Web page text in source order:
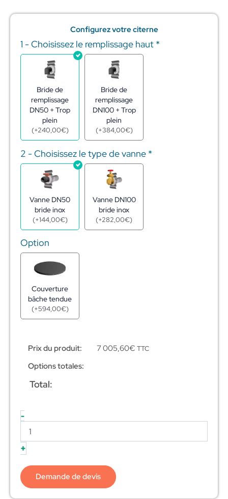
Configurez votre citerne
1 - Choisissez le remplissage haut *
Bride de
remplissage
DN50 + Trop
plein
(+240,00€)
Bride de
remplissage
DN100 + Trop
plein
(+384,00€)
2 - Choisissez le type de vanne *
Vanne DN50
bride inox
(+144,00€)
Vanne DN100
bride inox
(+282,00€)
Option
Couverture
bâche tendue
(+594,00€)
Prix du produit: 7 005,60€ TTC
Options totales:
Total:
-
quantité
de
Réserve
acier
galva
154m3
ø8,80
h2,54
m
+
Demande de devis